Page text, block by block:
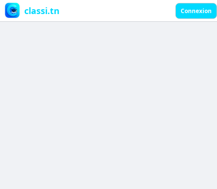
classi.tn Connexion